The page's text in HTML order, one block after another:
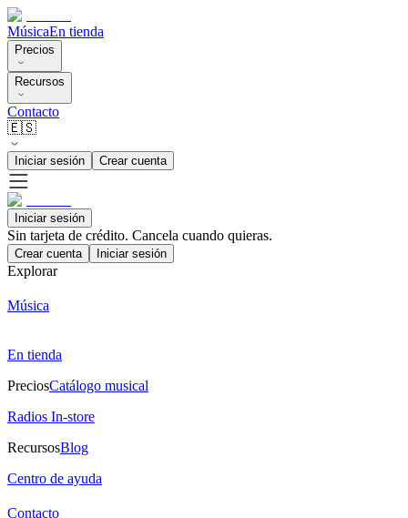
MúsicaEn tienda
Precios
Recursos
Contacto
🇪🇸
Iniciar sesión Crear cuenta
Iniciar sesión
Sin tarjeta de crédito. Cancela cuando quieras.
Crear cuenta Iniciar sesión
Explorar
Música
En tienda
PreciosCatálogo musical
Radios In-store
RecursosBlog
Centro de ayuda
Contacto